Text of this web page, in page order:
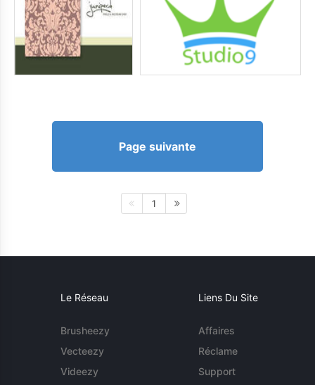
Page suivante
1
Le Réseau
Brusheezy
Vecteezy
Videezy
Liens Du Site
Affaires
Réclame
Support